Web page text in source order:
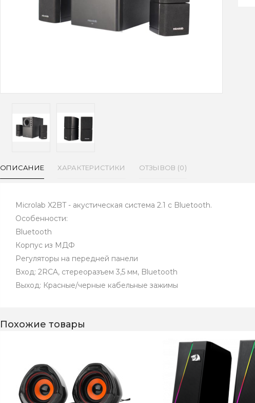
ОПИСАНИЕ ХАРАКТЕРИСТИКИ ОТЗЫВОВ (0)
Microlab X2BT - акустическая система 2.1 с Bluetooth.
Особенности:
Bluetooth
Корпус из МДФ
Регуляторы на передней панели
Вход: 2RCA, стереоразъем 3,5 мм, Bluetooth
Выход: Красные/черные кабельные зажимы
Похожие товары